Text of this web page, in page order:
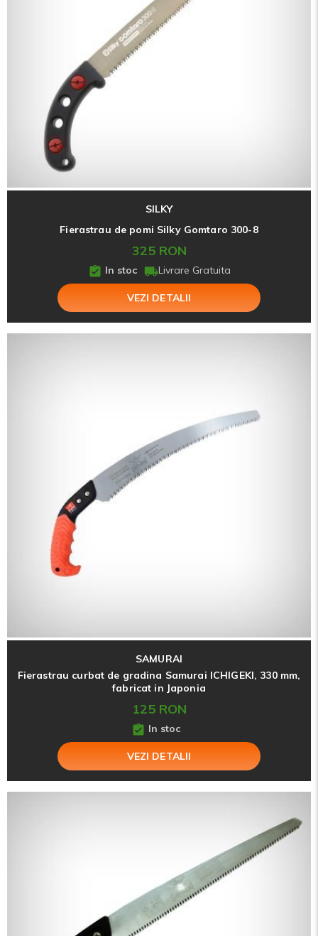
SILKY
Fierastrau de pomi Silky Gomtaro 300-8
325 RON
In stoc Livrare Gratuita
VEZI DETALII
SAMURAI
Fierastrau curbat de gradina Samurai ICHIGEKI, 330 mm,
fabricat in Japonia
125 RON
In stoc
VEZI DETALII